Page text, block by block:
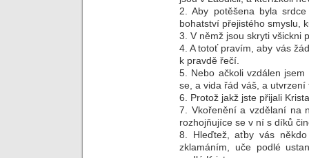
2. Aby potěšena byla
bohatství přejistého smyslu,
3. V němž jsou skryti všickni
4. A totoť pravím, aby vás
k pravdě řečí.
5. Nebo ačkoli vzdálen
se, a vida řád váš, a
6. Protož jakž jste přijali
7. Vkořenění a vzdělaní na
rozhojňujíce se v ní s díků
8. Hleďtež, aťby vás
zklamáním, uče podlé